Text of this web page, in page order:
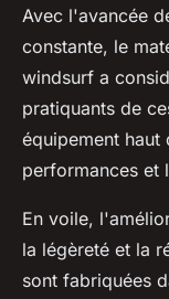
Avec l'avancée
constante, le
windsurf a
pratiquants de
équipement haut
performances et
En voile,
la légèreté et la
sont fabriquées